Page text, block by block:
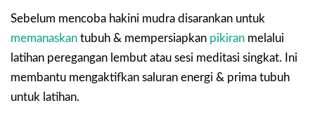
Sebelum mencoba hakini mudra disarankan untuk
memanaskan tubuh & mempersiapkan pikiran melalui
latihan peregangan lembut atau sesi meditasi singkat. Ini
membantu mengaktifkan saluran energi & prima tubuh
untuk latihan.